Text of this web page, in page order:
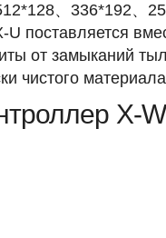
、336*192、
поставляется
от замыканий
чистого
X-